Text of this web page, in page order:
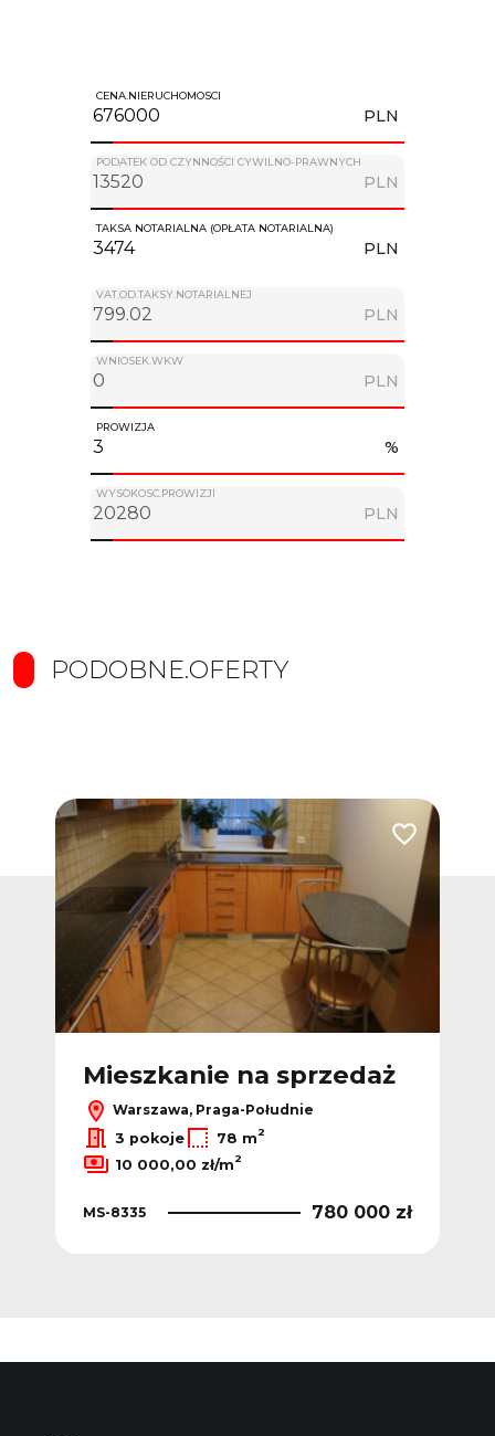
CENA.NIERUCHOMOSCI
PLN
PODATEK OD CZYNNOŚCI CYWILNO-PRAWNYCH
PLN
TAKSA NOTARIALNA (OPŁATA NOTARIALNA)
PLN
VAT.OD.TAKSY.NOTARIALNEJ
PLN
WNIOSEK.WKW
PLN
PROWIZJA
%
WYSOKOSC.PROWIZJI
PLN
PODOBNE.OFERTY
Dodaj do ulubionych Dodaj do
Mieszkanie na sprzedaż
Warszawa, Praga-Południe
3 pokoje
78 m2
10 000,00 zł/m2
MS-8335 780 000 zł